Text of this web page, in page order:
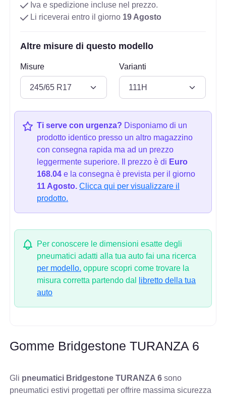
Iva e spedizione incluse nel prezzo.
Li riceverai entro il giorno 19 Agosto
Altre misure di questo modello
Misure Varianti
Ti serve con urgenza? Disponiamo di un
prodotto identico presso un altro magazzino
con consegna rapida ma ad un prezzo
leggermente superiore. Il prezzo è di Euro
168.04 e la consegna è prevista per il giorno
11 Agosto. Clicca qui per visualizzare il
prodotto.
Per conoscere le dimensioni esatte degli
pneumatici adatti alla tua auto fai una ricerca
per modello. oppure scopri come trovare la
misura corretta partendo dal
libretto della tua
auto
Gomme Bridgestone TURANZA 6
Gli pneumatici Bridgestone TURANZA 6 sono
pneumatici estivi progettati per offrire massima sicurezza